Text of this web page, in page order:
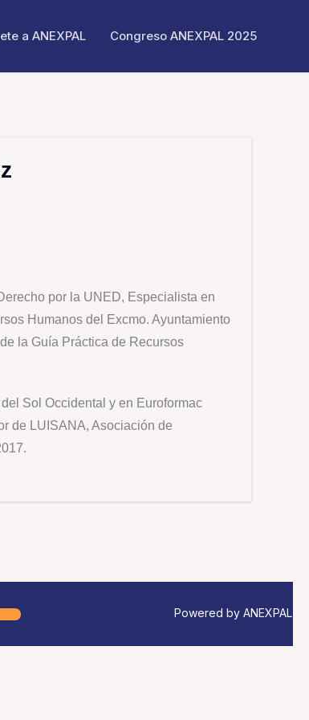
a ANEXPAL Congreso ANEXPAL 2025
por la UNED, Especialista en
Humanos del Excmo. Ayuntamiento
la Guía Práctica de Recursos
Sol Occidental y en Euroformac
de LUISANA, Asociación de
Powered by ANEXPAL